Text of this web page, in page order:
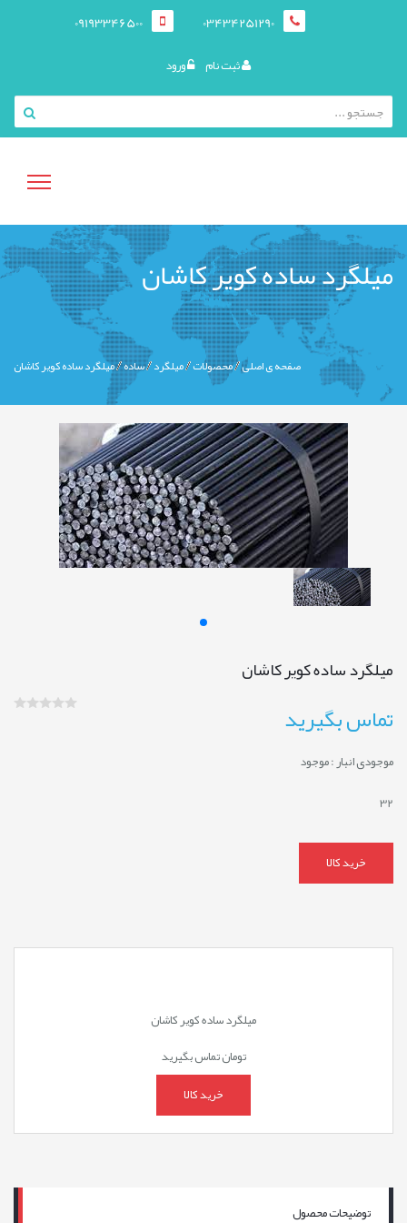
03434251290
09193346500
ثبت نام ورود
منوی
کاربری
میلگرد ساده کویر کاشان
صفحه ی اصلی محصولات میلگرد ساده میلگرد ساده کویر کاشان
میلگرد ساده کویر کاشان
تماس بگیرید
موجودی انبار :موجود
32
خرید کالا
میلگرد ساده کویر کاشان
تومانتماس بگیرید
خرید کالا
توضیحات محصول